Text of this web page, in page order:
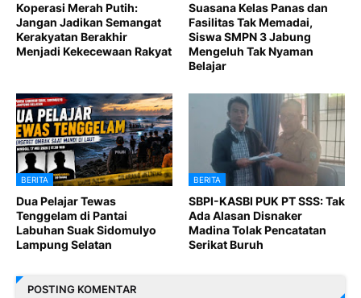
Koperasi Merah Putih:
Jangan Jadikan Semangat
Kerakyatan Berakhir
Menjadi Kekecewaan Rakyat
Suasana Kelas Panas dan
Fasilitas Tak Memadai,
Siswa SMPN 3 Jabung
Mengeluh Tak Nyaman
Belajar
BERITA
Dua Pelajar Tewas
Tenggelam di Pantai
Labuhan Suak Sidomulyo
Lampung Selatan
BERITA
SBPI-KASBI PUK PT SSS: Tak
Ada Alasan Disnaker
Madina Tolak Pencatatan
Serikat Buruh
POSTING KOMENTAR